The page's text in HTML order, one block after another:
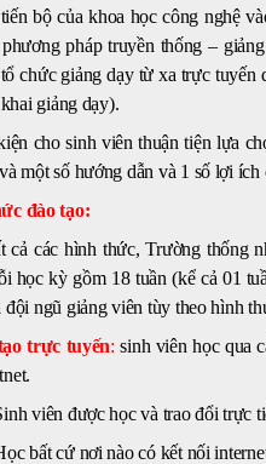
bộ của khoa học công nghệ
pháp truyền thống –
chức giảng dạy từ xa trực
giảng dạy).
cho sinh viên thuận tiện lựa
một số hướng dẫn và 1 số lợi
đào tạo:
các hình thức, Trường thống
học kỳ gồm 18 tuần (kể cả 01
đội ngũ giảng viên tùy theo hình
trực tuyến:sinh viên học qua
viên được học và trao đổi trực
bất cứ nơi nào có kết nối